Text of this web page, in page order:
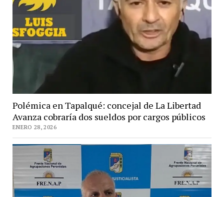
Polémica en Tapalqué: concejal de La Libertad
Avanza cobraría dos sueldos por cargos públicos
ENERO 28, 2026